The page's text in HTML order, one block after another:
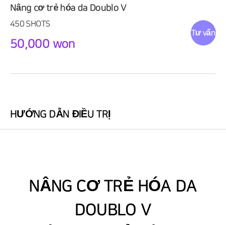
Nâng cơ trẻ hóa da Doublo V
450 SHOTS
50,000 won
Tư vấn
HƯỚNG DẪN ĐIỀU TRỊ
NÂNG CƠ TRẺ HÓA DA
DOUBLO V